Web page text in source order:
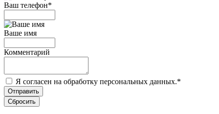
Ваш телефон*
Ваше имя
Комментарий
Я согласен на обработку персональных данных.*